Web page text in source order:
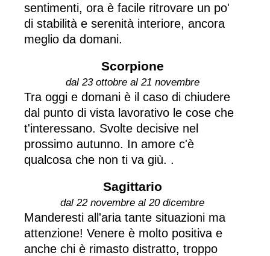
sentimenti, ora è facile ritrovare un po'
di stabilità e serenità interiore, ancora
meglio da domani.
Scorpione
dal 23 ottobre al 21 novembre
Tra oggi e domani è il caso di chiudere
dal punto di vista lavorativo le cose che
t'interessano. Svolte decisive nel
prossimo autunno. In amore c'è
qualcosa che non ti va giù. .
Sagittario
dal 22 novembre al 20 dicembre
Manderesti all'aria tante situazioni ma
attenzione! Venere è molto positiva e
anche chi è rimasto distratto, troppo